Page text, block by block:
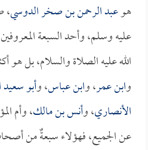
هوعبد الرحمن بن صخر الدوسي،
عليه وسلم، وأحد السبعة
الله عليه الصلاة والسلام، بل
وابن عمر، وابن عباس، وأبو
الأنصاري، وأنس بن مالك، وأم
عن الجميع، فهؤلاء سبعةٌ من